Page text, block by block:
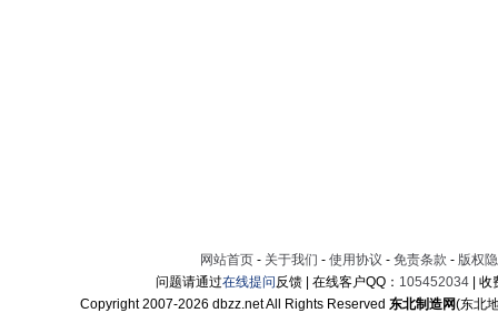
网站首页 - 关于我们 - 使用协议 - 免责条款 - 版权
问题请通过在线提问反馈 | 在线客户QQ： 105452034 |
Copyright 2007-2026 dbzz.net All Rights Reserved东北制造网(东北